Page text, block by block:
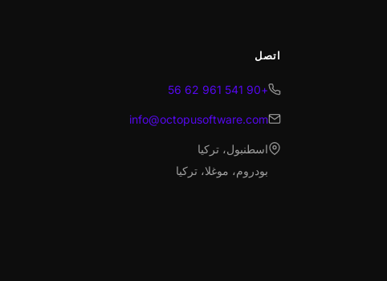
اتصل
+90 541 961 62 56
info@octopusoftware.com
اسطنبول، تركيا
بودروم، موغلا، تركيا